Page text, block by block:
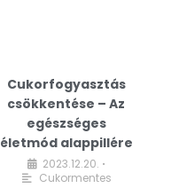
Cukorfogyasztás
csökkentése – Az
egészséges
életmód alappillére
2023.12.20. •
Cukormentes